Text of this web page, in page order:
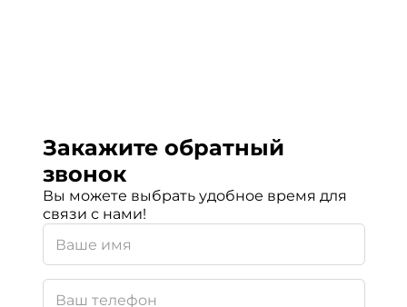
Закажите обратный
звонок
Вы можете выбрать удобное время для
связи с нами!